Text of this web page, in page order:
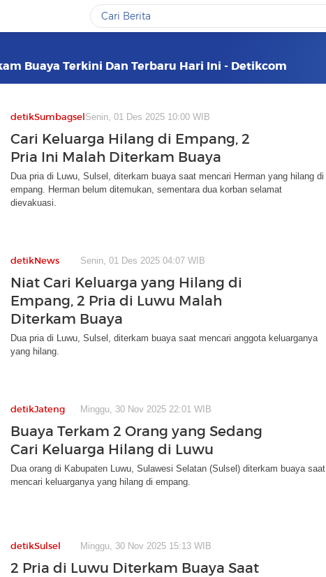
Buaya Terkini Dan Terbaru Hari Ini - Detikcom
detikSumbagselSenin, 01 Des 2025 10:00 WIB
Cari Keluarga Hilang di Empang, 2
Pria Ini Malah Diterkam Buaya
Dua pria di Luwu, Sulsel, diterkam buaya saat mencari Herman yang hilang di
empang. Herman belum ditemukan, sementara dua korban selamat
dievakuasi.
detikNews Senin, 01 Des 2025 04:07 WIB
Niat Cari Keluarga yang Hilang di
Empang, 2 Pria di Luwu Malah
Diterkam Buaya
Dua pria di Luwu, Sulsel, diterkam buaya saat mencari anggota keluarganya
yang hilang.
detikJateng Minggu, 30 Nov 2025 22:01 WIB
Buaya Terkam 2 Orang yang Sedang
Cari Keluarga Hilang di Luwu
Dua orang di Kabupaten Luwu, Sulawesi Selatan (Sulsel) diterkam buaya saat
mencari keluarganya yang hilang di empang.
detikSulsel Minggu, 30 Nov 2025 15:13 WIB
2 Pria di Luwu Diterkam Buaya Saat